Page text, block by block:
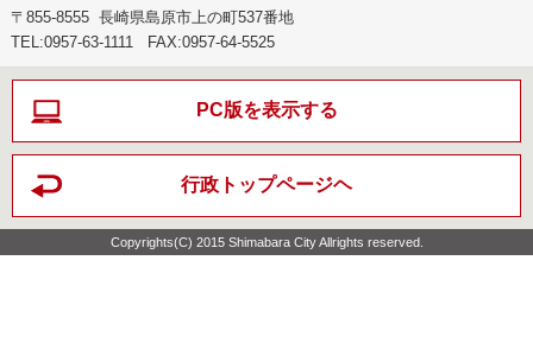
〒855-8555 長崎県島原市上の町537番地
TEL:0957-63-1111 FAX:0957-64-5525
PC版を表示する
行政トップページヘ
Copyrights(C) 2015 Shimabara City Allrights reserved.